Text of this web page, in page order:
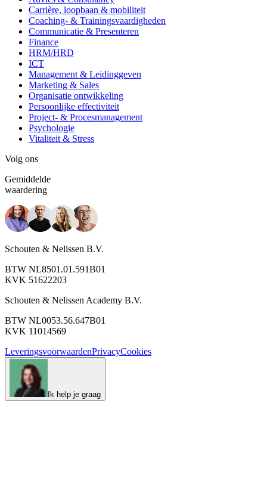
Carrière, loopbaan & mobiliteit
Coaching- & Trainingsvaardigheden
Communicatie & Presenteren
Finance
HRM/HRD
ICT
Management & Leidinggeven
Marketing & Sales
Organisatie ontwikkeling
Persoonlijke effectiviteit
Project- & Procesmanagement
Psychologie
Vitaliteit & Stress
Volg ons
Gemiddelde
waardering
Schouten & Nelissen B.V.
BTW NL8501.01.591B01
KVK 51622203
Schouten & Nelissen Academy B.V.
BTW NL0053.56.647B01
KVK 11014569
LeveringsvoorwaardenPrivacyCookies
Ik help je graag